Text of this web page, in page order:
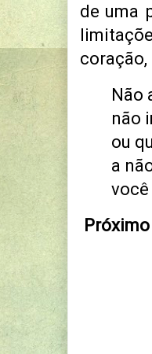
de uma
Não
não
ou
a